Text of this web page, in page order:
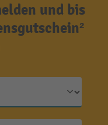
und bis